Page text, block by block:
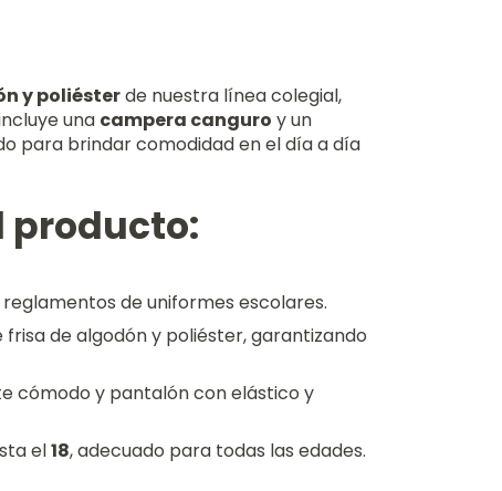
y poliésterde nuestra línea colegial,
una campera canguro y un
para brindar comodidad en el día a día
producto:
de uniformes escolares.
de algodón y poliéster, garantizando
cómodo y pantalón con elástico y
el18, adecuado para todas las edades.